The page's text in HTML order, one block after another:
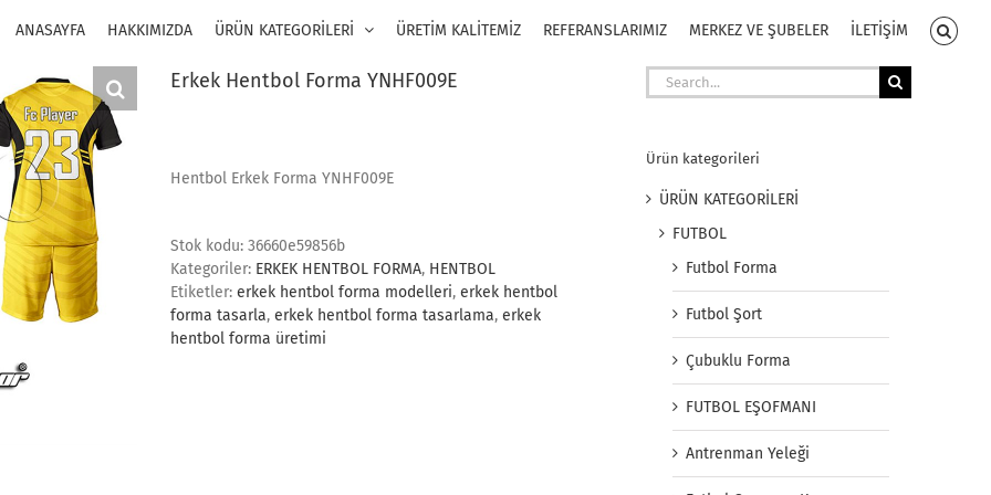
ANASAYFA HAKKIMIZDA ÜRÜN KATEGORİLERİ ÜRETİM KALİTEMİZ REFERANSLARIMIZ MERKEZ VE ŞUBELER İLETİŞİM
Erkek Hentbol Forma YNHF009E
Hentbol Erkek Forma YNHF009E
Stok kodu: 36660e59856b
Kategoriler: ERKEK HENTBOL FORMA, HENTBOL
Etiketler: erkek hentbol forma modelleri, erkek hentbol
forma tasarla, erkek hentbol forma tasarlama, erkek
hentbol forma üretimi
Search
for:
Ürün kategorileri
ÜRÜN KATEGORİLERİ
FUTBOL
Futbol Forma
Futbol Şort
Çubuklu Forma
FUTBOL EŞOFMANI
Antrenman Yeleği